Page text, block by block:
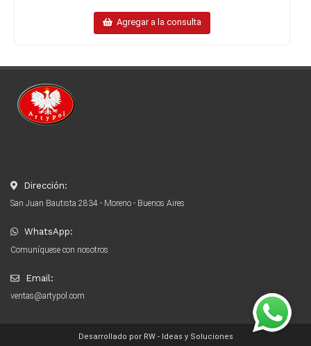
Agregar a la consulta
Dirección:
San Juan Bautista 2834 - Moreno - Buenos Aires
WhatsApp:
Comuníquese con nosotros
Email:
ventas@artypol.com
Desarrollado por RW - Ideas y Soluciones